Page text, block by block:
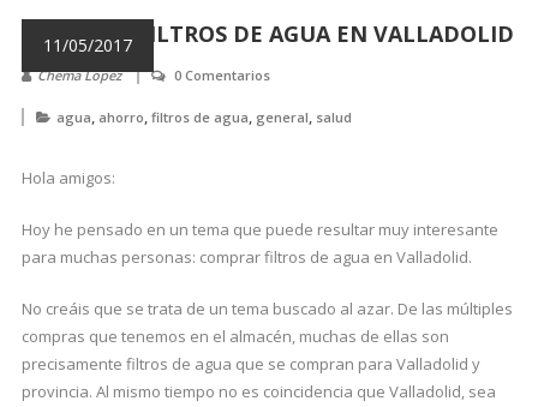
11/05/2017
COMPRAR FILTROS DE AGUA EN VALLADOLID
Chema Lopez 0 Comentarios
agua, ahorro, filtros de agua, general, salud
Hola amigos:
Hoy he pensado en un tema que puede resultar muy interesante
para muchas personas: comprar filtros de agua en Valladolid.
No creáis que se trata de un tema buscado al azar. De las múltiples
compras que tenemos en el almacén, muchas de ellas son
precisamente filtros de agua que se compran para Valladolid y
provincia. Al mismo tiempo no es coincidencia que Valladolid, sea